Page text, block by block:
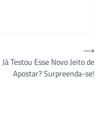
Já Testou Esse Novo Jeito de
Apostar? Surpreenda-se!
⟶